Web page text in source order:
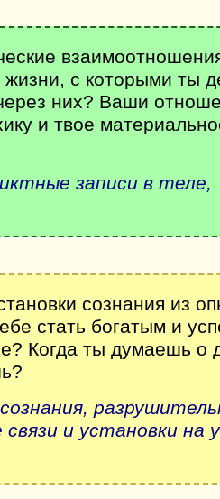
с которыми ты
них? Ваши
и твое
записи в теле,
сознания из
стать богатым и
Когда ты думаешь о
и установки на